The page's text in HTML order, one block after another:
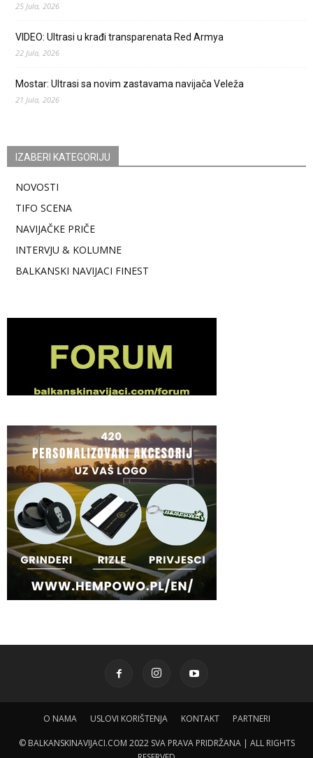
25 Jula, 2026
VIDEO: Ultrasi u krađi transparenata Red Armya
22 Jula, 2026
Mostar: Ultrasi sa novim zastavama navijača Veleža
21 Jula, 2026
IZABERI KATEGORIJU
NOVOSTI
TIFO SCENA
NAVIJAČKE PRIČE
INTERVJU & KOLUMNE
BALKANSKI NAVIJACI FINEST
O NAMA USLOVI KORIŠTENJA KONTAKT PARTNERI
© BALKANSKINAVIJACI.COM 2022 SVA PRAVA PRIDRŽANA | ALL RIGHTS